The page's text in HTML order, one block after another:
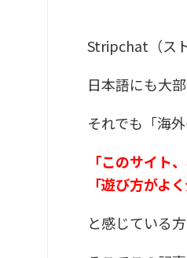
Stripchat（ス
日本語にも大
それでも「海
「このサイト
「遊び方がよ
と感じている